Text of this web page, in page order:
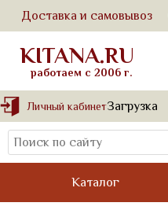
Доставка и самовывоз
KITANA.RU
работаем с 2006 г.
Личный кабинетЗагрузка
Каталог